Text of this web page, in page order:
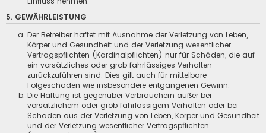
5. GEWÄHRLEISTUNG
Der Betreiber haftet mit Ausnahme der Verletzung von Leben,
Körper und Gesundheit und der Verletzung wesentlicher
Vertragspflichten (Kardinalpflichten) nur für Schäden, die auf
ein vorsätzliches oder grob fahrlässiges Verhalten
zurückzuführen sind. Dies gilt auch für mittelbare
Folgeschäden wie insbesondere entgangenen Gewinn.
Die Haftung ist gegenüber Verbrauchern außer bei
vorsätzlichem oder grob fahrlässigem Verhalten oder bei
Schäden aus der Verletzung von Leben, Körper und Gesundheit
und der Verletzung wesentlicher Vertragspflichten